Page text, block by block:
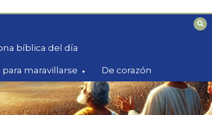
bíblica del día
maravillarse De corazón